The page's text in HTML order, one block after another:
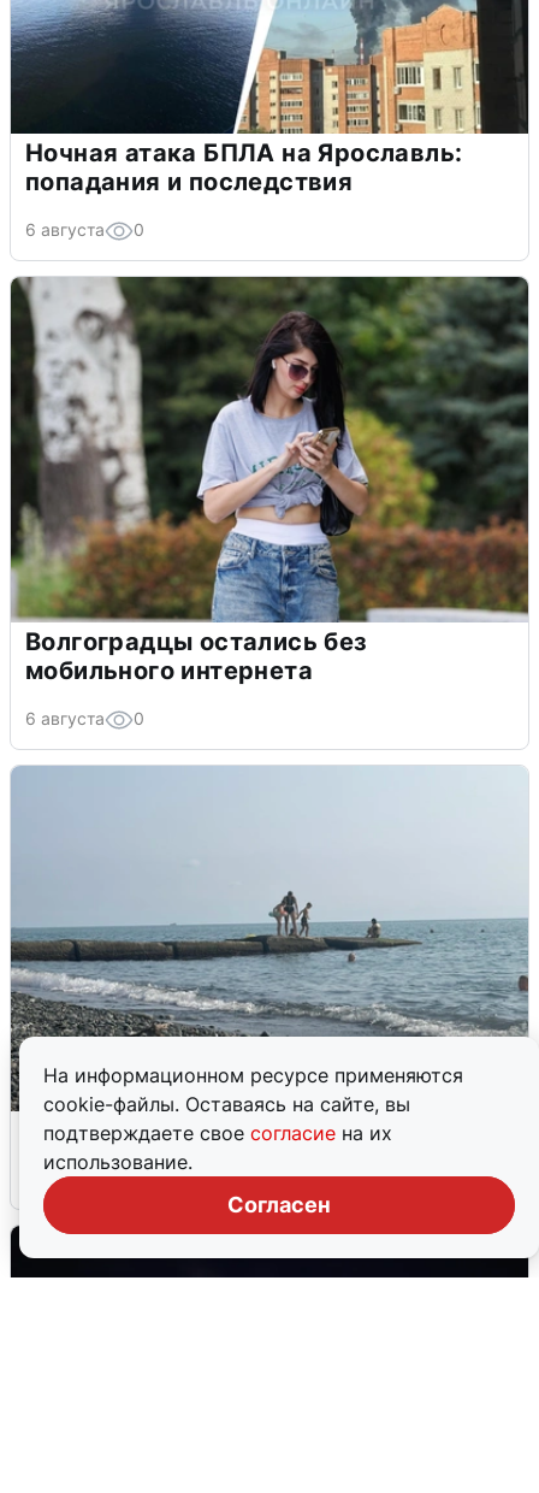
На информационном ресурсе применяются
cookie-файлы. Оставаясь на сайте, вы
подтверждаете свое согласие на их
использование.
Согласен
Ночная атака БПЛА на Ярославль:
попадания и последствия
6 августа 0
Волгоградцы остались без
мобильного интернета
6 августа 0
Сирены в Сочи: новая угроза БПЛА
6 августа 0